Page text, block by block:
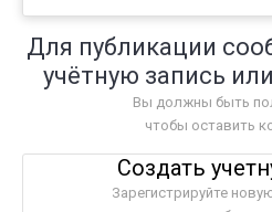
Для публикации
учётную запись
Вы должны быть
чтобы оставить
Создать
Зарегистрируйте